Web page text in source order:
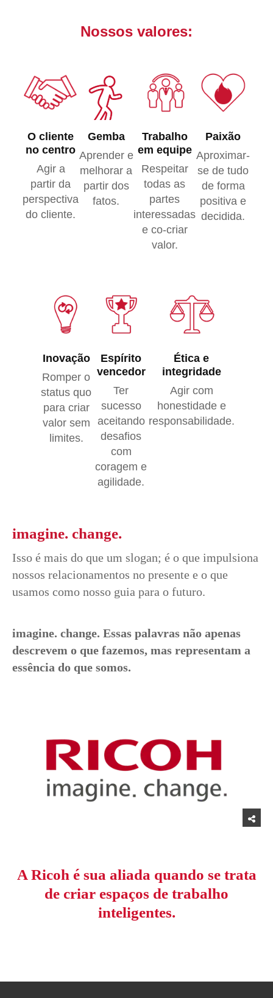
A Ricoh é sua aliada quando se trata
de criar espaços de trabalho
inteligentes.
Nossos valores:
O cliente
no centro
Agir a
partir da
perspectiva
do cliente.
Gemba
Aprender e
melhorar a
partir dos
fatos.
Trabalho
em equipe
Respeitar
todas as
partes
interessadas
e co-criar
valor.
Paixão
Aproximar-
se de tudo
de forma
positiva e
decidida.
Inovação
Romper o
status quo
para criar
valor sem
limites.
Espírito
vencedor
Ter
sucesso
aceitando
desafios
com
coragem e
agilidade.
Ética e
integridade
Agir com
honestidade e
responsabilidade.
imagine. change.
Isso é mais do que um slogan; é o que impulsiona
nossos relacionamentos no presente e o que
usamos como nosso guia para o futuro.
imagine. change. Essas palavras não apenas
descrevem o que fazemos, mas representam a
essência do que somos.